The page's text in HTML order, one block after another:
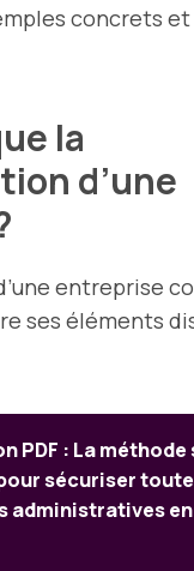
concrets
la
d’une
entreprise
ses éléments
PDF : La
sécuriser
administratives